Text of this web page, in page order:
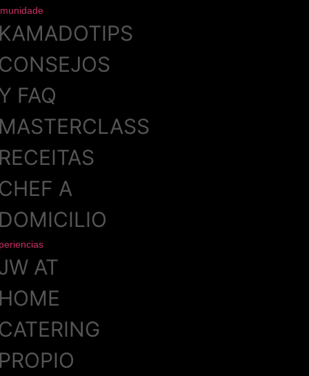
KAMADOTIPS
CONSEJOS
FAQ
MASTERCLASS
RECEITAS
CHEF A
DOMICILIO
AT
HOME
CATERING
PROPIO